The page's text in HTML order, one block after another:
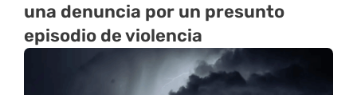
una denuncia por un presunto
episodio de violencia